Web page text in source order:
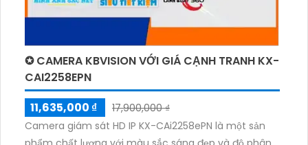
✪ CAMERA KBVISION VỚI GIÁ CẠNH TRANH KX-
CAI2258EPN
11,635,000 ₫
17,900,000 ₫
Camera giám sát HD IP KX-CAi2258ePN là một sản